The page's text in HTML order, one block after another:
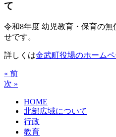
て
令和8年度 幼児教育・保育の
せです。
詳しくは金武町役場のホーム
« 前
次 »
HOME
北部広域について
行政
教育